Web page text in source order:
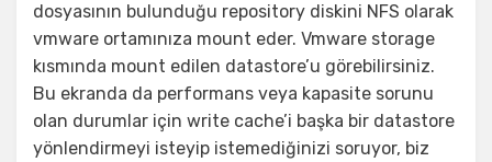
dosyasının bulunduğu repository diskini NFS olarak
vmware ortamınıza mount eder. Vmware storage
kısmında mount edilen datastore’u görebilirsiniz.
Bu ekranda da performans veya kapasite sorunu
olan durumlar için write cache’i başka bir datastore
yönlendirmeyi isteyip istemediğinizi soruyor, biz